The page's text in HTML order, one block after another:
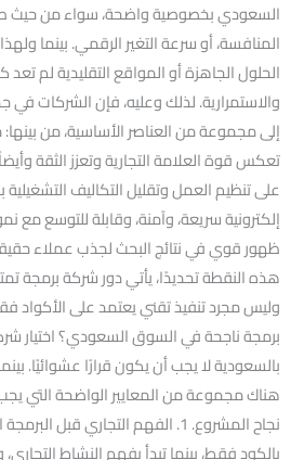
السعودي بخصوصية واضحة، سواء من حيث
المنافسة، أو سرعة التغير الرقمي. بينما
الحلول الجاهزة أو المواقع التقليدية لم تعد
والاستمرارية. لذلك وعليه، فإن الشركات في
إلى مجموعة من العناصر الأساسية، من بينها:
تعكس قوة العلامة التجارية وتعزز الثقة
على تنظيم العمل وتقليل التكاليف التشغيلية
إلكترونية سريعة، وآمنة، وقابلة للتوسع مع
ظهور قوي في نتائج البحث لجذب عملاء
هذه النقطة تحديدًا، يأتي دور شركة برمجة
وليس مجرد تنفيذ تقني يعتمد على الأكواد
برمجة ناجحة في السوق السعودي؟ اختيار
بالسعودية لا يجب أن يكون قرارًا عشوائيًا.
هناك مجموعة من المعايير الواضحة التي
نجاح المشروع. 1. الفهم التجاري قبل
بالكود فقط، بينما تبدأ بفهم النشاط